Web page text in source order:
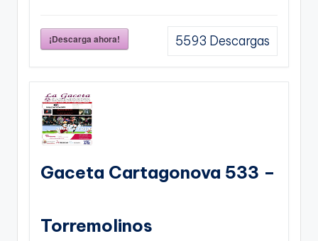
¡Descarga ahora! 5593 Descargas
Gaceta Cartagonova 533 –
Torremolinos